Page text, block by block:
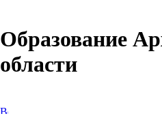
Образование
области